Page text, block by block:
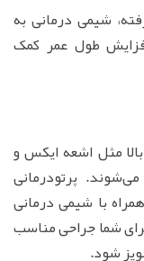
شیمی درمانی به
طول عمر کمک
مثل اشعه ایکس و
پرتودرمانی
با شیمی درمانی
شما جراحی مناسب
شود.